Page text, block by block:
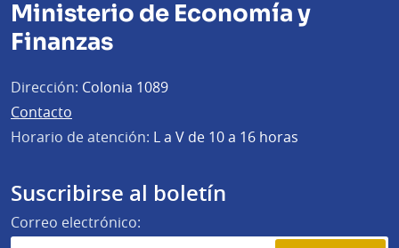
Ministerio de Economía y
Finanzas
Dirección: Colonia 1089
Contacto
Horario de atención: L a V de 10 a 16 horas
Suscribirse al boletín
Correo electrónico: